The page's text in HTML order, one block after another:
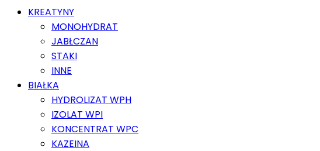
KREATYNY
MONOHYDRAT
JABŁCZAN
STAKI
INNE
BIAŁKA
HYDROLIZAT WPH
IZOLAT WPI
KONCENTRAT WPC
KAZEINA